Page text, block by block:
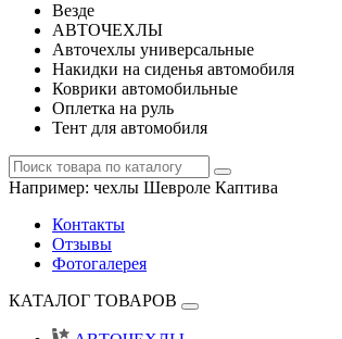
Везде
АВТОЧЕХЛЫ
Авточехлы универсальные
Накидки на сиденья автомобиля
Коврики автомобильные
Оплетка на руль
Тент для автомобиля
Например: чехлы Шевроле Каптива
Контакты
Отзывы
Фотогалерея
КАТАЛОГ ТОВАРОВ